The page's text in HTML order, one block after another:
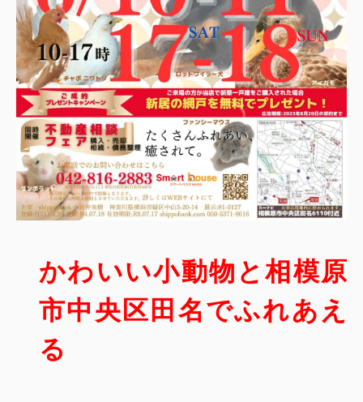
かわいい小動物と相模原
市中央区田名でふれあえ
る